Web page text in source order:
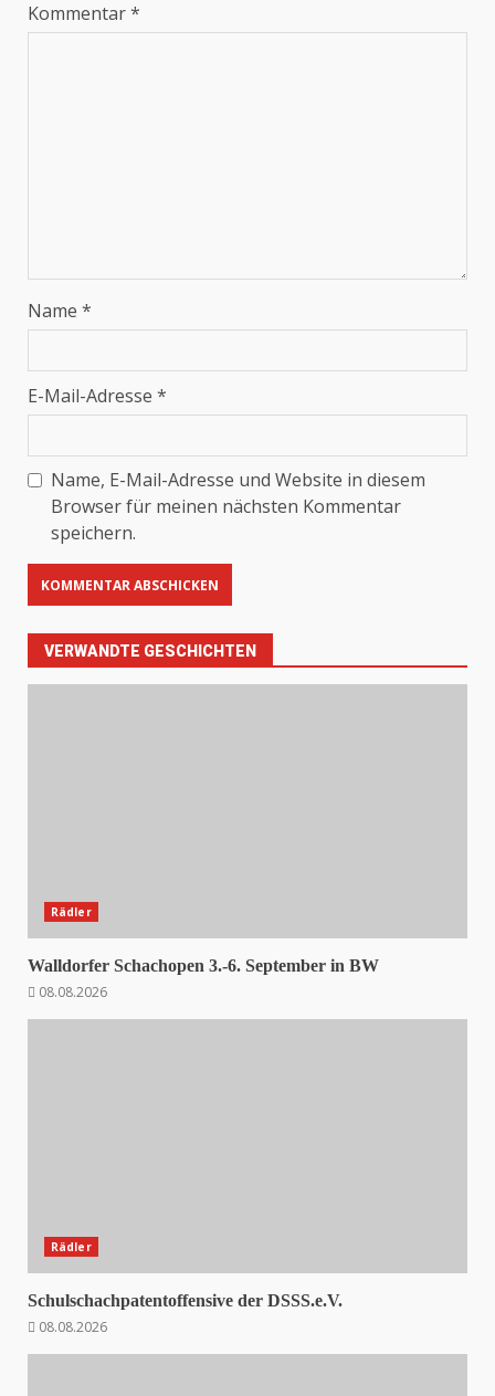
Kommentar*
Name *
E-Mail-Adresse *
Name, E-Mail-Adresse und Website in diesem
Browser für meinen nächsten Kommentar
speichern.
VERWANDTE GESCHICHTEN
Rädler
Walldorfer Schachopen 3.-6. September in BW
08.08.2026
Rädler
Schulschachpatentoffensive der DSSS.e.V.
08.08.2026